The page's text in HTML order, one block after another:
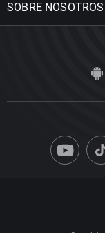
SOBRE NOSOTROS